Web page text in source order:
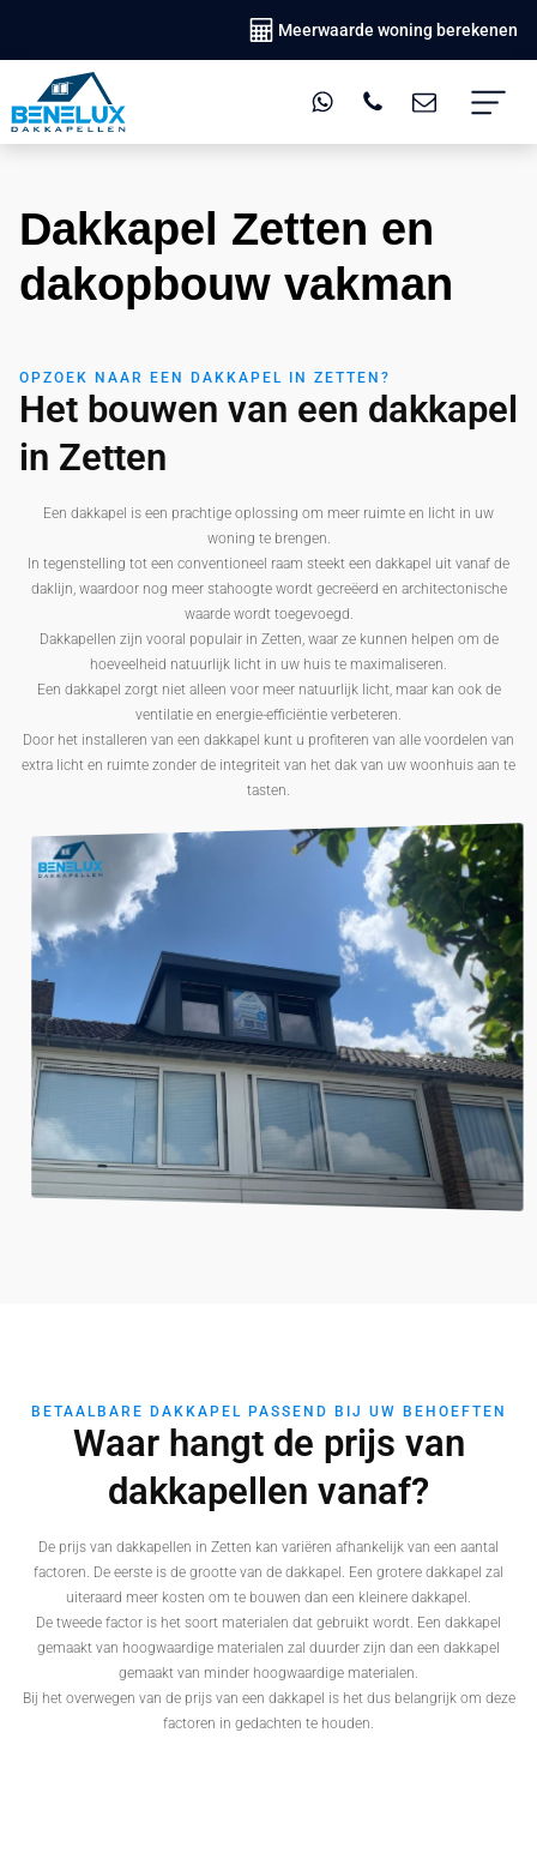
Meerwaarde woning berekenen
Dakkapel Zetten en
dakopbouw vakman
OPZOEK NAAR EEN DAKKAPEL IN ZETTEN?
Het bouwen van een dakkapel
in Zetten
Een dakkapel is een prachtige oplossing om meer ruimte en licht in uw
woning te brengen.
In tegenstelling tot een conventioneel raam steekt een dakkapel uit vanaf de
daklijn, waardoor nog meer stahoogte wordt gecreëerd en architectonische
waarde wordt toegevoegd.
Dakkapellen zijn vooral populair in Zetten, waar ze kunnen helpen om de
hoeveelheid natuurlijk licht in uw huis te maximaliseren.
Een dakkapel zorgt niet alleen voor meer natuurlijk licht, maar kan ook de
ventilatie en energie-efficiëntie verbeteren.
Door het installeren van een dakkapel kunt u profiteren van alle voordelen van
extra licht en ruimte zonder de integriteit van het dak van uw woonhuis aan te
tasten.
BETAALBARE DAKKAPEL PASSEND BIJ UW BEHOEFTEN
Waar hangt de prijs van
dakkapellen vanaf?
De prijs van dakkapellen in Zetten kan variëren afhankelijk van een aantal
factoren. De eerste is de grootte van de dakkapel. Een grotere dakkapel zal
uiteraard meer kosten om te bouwen dan een kleinere dakkapel.
De tweede factor is het soort materialen dat gebruikt wordt. Een dakkapel
gemaakt van hoogwaardige materialen zal duurder zijn dan een dakkapel
gemaakt van minder hoogwaardige materialen.
Bij het overwegen van de prijs van een dakkapel is het dus belangrijk om deze
factoren in gedachten te houden.